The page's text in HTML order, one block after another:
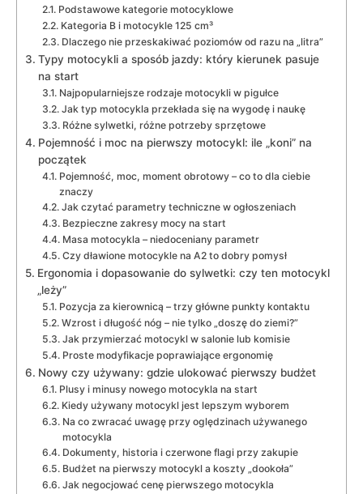
Podstawowe kategorie motocyklowe
Kategoria B i motocykle 125 cm³
Dlaczego nie przeskakiwać poziomów od razu na „litra”
Typy motocykli a sposób jazdy: który kierunek pasuje
na start
Najpopularniejsze rodzaje motocykli w pigułce
Jak typ motocykla przekłada się na wygodę i naukę
Różne sylwetki, różne potrzeby sprzętowe
Pojemność i moc na pierwszy motocykl: ile „koni” na
początek
Pojemność, moc, moment obrotowy – co to dla ciebie
znaczy
Jak czytać parametry techniczne w ogłoszeniach
Bezpieczne zakresy mocy na start
Masa motocykla – niedoceniany parametr
Czy dławione motocykle na A2 to dobry pomysł
Ergonomia i dopasowanie do sylwetki: czy ten motocykl
„leży”
Pozycja za kierownicą – trzy główne punkty kontaktu
Wzrost i długość nóg – nie tylko „doszę do ziemi?”
Jak przymierzać motocykl w salonie lub komisie
Proste modyfikacje poprawiające ergonomię
Nowy czy używany: gdzie ulokować pierwszy budżet
Plusy i minusy nowego motocykla na start
Kiedy używany motocykl jest lepszym wyborem
Na co zwracać uwagę przy oględzinach używanego
motocykla
Dokumenty, historia i czerwone flagi przy zakupie
Budżet na pierwszy motocykl a koszty „dookoła”
Jak negocjować cenę pierwszego motocykla